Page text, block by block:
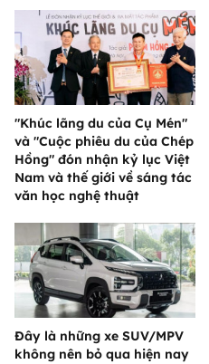
"Khúc lãng du của Cụ Mén"
và "Cuộc phiêu du của Chép
Hồng" đón nhận kỷ lục Việt
Nam và thế giới về sáng tác
văn học nghệ thuật
Đây là những xe SUV/MPV
không nên bỏ qua hiện nay